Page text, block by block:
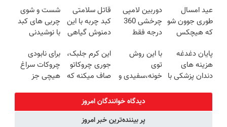
روزه ساخت!
20سال جوون
شدی🔥
عید امسال
طوری جوون شو
که هیچکس
دوربین لامپی
چرخشی 360
درجه فقط
🔥 پرداخت
درب منزل
قاتل سلامتی
کبد چربه با این
دمنوش گیاهی
شست و شوی
چربی های کبد
با نوشیدنی
پایان دغدغه
هزینه های
دندان پزشکی با
با این روش
توی
خونه،سفیدی و
برگردون
(40%off)
این کرم جلبک،
جوری چروکاتو
صاف میکنه که
کردی!(تخفیف
ویژه)
برای نابودی
چروکات سراغ
هیچی جز
دیدگاه خوانندگان امروز
پر بیننده‌ترین خبر امروز